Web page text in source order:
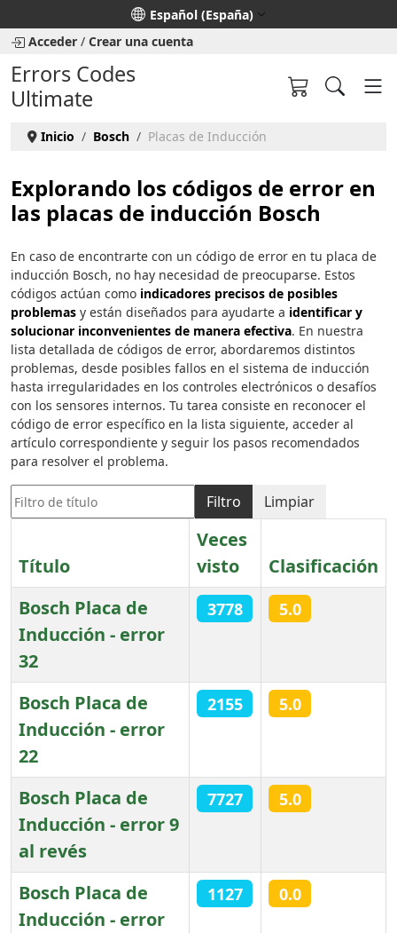
Seleccione su idioma
Español (España)
Acceder / Crear una cuenta
Errors Codes
Ultimate
Inicio Bosch Placas de Inducción
Explorando los códigos de error en
las placas de inducción Bosch
En caso de encontrarte con un código de error en tu placa de
inducción Bosch, no hay necesidad de preocuparse. Estos
códigos actúan como indicadores precisos de posibles
problemas y están diseñados para ayudarte a identificar y
solucionar inconvenientes de manera efectiva. En nuestra
lista detallada de códigos de error, abordaremos distintos
problemas, desde posibles fallos en el sistema de inducción
hasta irregularidades en los controles electrónicos o desafíos
con los sensores internos. Tu tarea consiste en reconocer el
código de error específico en la lista siguiente, acceder al
artículo correspondiente y seguir los pasos recomendados
para resolver el problema.
Filtro de título
Filtro Limpiar
Título
Veces
visto
Clasificación
Bosch Placa de
Inducción - error
32
3778 5.0
Bosch Placa de
Inducción - error
22
2155 5.0
Bosch Placa de
Inducción - error 9
al revés
7727 5.0
Bosch Placa de
Inducción - error
1127 0.0